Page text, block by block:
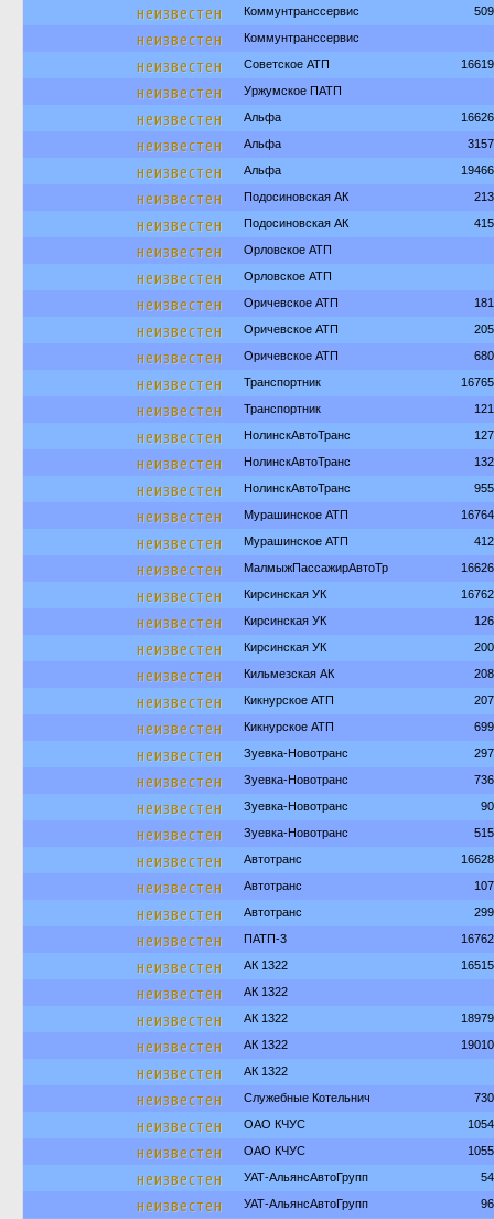
неизвестен Коммунтранссервис
неизвестен Коммунтранссервис
неизвестен Советское АТП
неизвестен Уржумское ПАТП
неизвестен Альфа
неизвестен Альфа
неизвестен Альфа
неизвестен Подосиновская АК
неизвестен Подосиновская АК
неизвестен Орловское АТП
неизвестен Орловское АТП
неизвестен Оричевское АТП
неизвестен Оричевское АТП
неизвестен Оричевское АТП
неизвестен Транспортник
неизвестен Транспортник
неизвестен НолинскАвтоТранс
неизвестен НолинскАвтоТранс
неизвестен НолинскАвтоТранс
неизвестен Мурашинское АТП
неизвестен Мурашинское АТП
неизвестен МалмыжПассажирАвтоТр
неизвестен Кирсинская УК
неизвестен Кирсинская УК
неизвестен Кирсинская УК
неизвестен Кильмезская АК
неизвестен Кикнурское АТП
неизвестен Кикнурское АТП
неизвестен Зуевка-Новотранс
неизвестен Зуевка-Новотранс
неизвестен Зуевка-Новотранс
неизвестен Зуевка-Новотранс
неизвестен Автотранс
неизвестен Автотранс
неизвестен Автотранс
неизвестен ПАТП-3
неизвестен АК 1322
неизвестен АК 1322
неизвестен АК 1322
неизвестен АК 1322
неизвестен АК 1322
неизвестен Служебные Котельнич
неизвестен ОАО КЧУС
неизвестен ОАО КЧУС
неизвестен УАТ-АльянсАвтоГрупп
неизвестен УАТ-АльянсАвтоГрупп